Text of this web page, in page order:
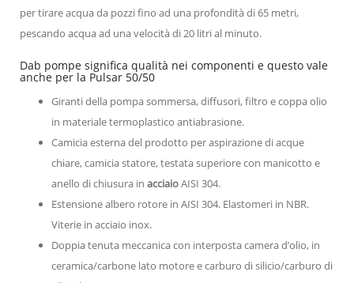
per tirare acqua da pozzi fino ad una profondità di 65 metri,
pescando acqua ad una velocità di 20 litri al minuto.
Dab pompe significa qualità nei componenti e questo vale
anche per la Pulsar 50/50
Giranti della pompa sommersa, diffusori, filtro e coppa olio
in materiale termoplastico antiabrasione.
Camicia esterna del prodotto per aspirazione di acque
chiare, camicia statore, testata superiore con manicotto e
anello di chiusura in acciaioAISI 304.
Estensione albero rotore in AISI 304. Elastomeri in NBR.
Viterie in acciaio inox.
Doppia tenuta meccanica con interposta camera d’olio, in
ceramica/carbone lato motore e carburo di silicio/carburo di